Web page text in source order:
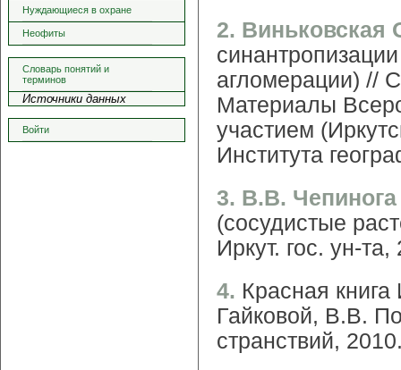
Нуждающиеся в охране
Неофиты
Словарь понятий и
терминов
Источники данных
Войти
2.
агломерации) //
Материалы
участием
Института
3. В.В.
(сосудистые
Иркут. гос. ун-
4. Красная
Гайковой, В.В.
странствий,